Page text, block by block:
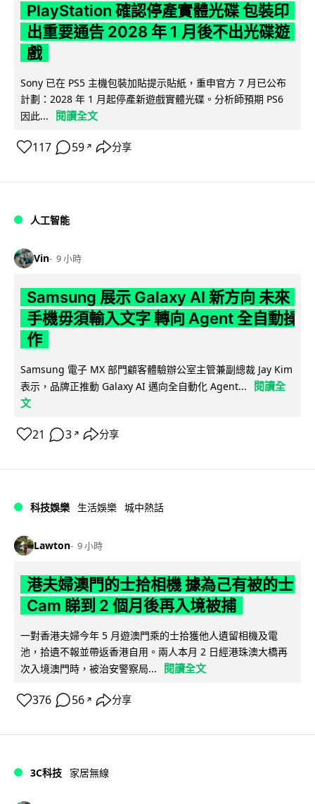
PlayStation 確認停產實體光碟 包裝印
出重要通告 2028 年 1 月後不出光碟遊
戲
Sony 已在 PS5 主機包裝加貼提示貼紙，重申官方 7 月已公布
計劃：2028 年 1 月起停產新遊戲實體光碟。分析師預期 PS6
因此...
閱讀全文
117 59 ↗ 分享
人工智能
Vin 9 小時
Samsung 展示 Galaxy AI 新方向 未來
手機毋須輸入文字 轉向 Agent 全自動操
作
Samsung 電子 MX 部門顧客體驗辦公室主管兼副總裁 Jay Kim
表示，品牌正推動 Galaxy AI 邁向全自動化 Agent...
閱讀全
文
21 3 ↗ 分享
科技娛樂 生活娛樂 城中熱話
Lawton 9 小時
港夫婦澳門的士拾相機 據為己有被的士
Cam 睇到 2 個月後再入境被捕
一對香港夫婦今年 5 月遊澳門乘的士拾獲他人遺留相機及電
池，拾遺不報並帶返香港自用。兩人本月 2 日經港珠澳大橋再
次入境澳門時，被治安警察局...
閱讀全文
376 56 ↗ 分享
3C科技 家居無線